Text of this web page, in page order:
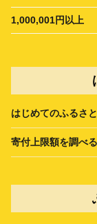
1,000,001円以上
はじめてのふるさ
寄付上限額を調べる